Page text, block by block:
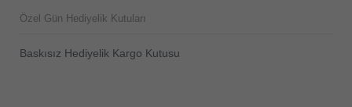
Özel Gün Hediyelik Kutuları
Baskısız Hediyelik Kargo Kutusu
ÜRÜNÜ İNCELE